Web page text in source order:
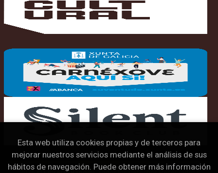
Esta web utiliza cookies propias y de terceros para
mejorar nuestros servicios mediante el análisis de sus
hábitos de navegación. Puede obtener más información